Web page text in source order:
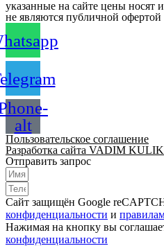
указанные на сайте цены носят
не являются публичной
alt
Пользовательское соглашение
Разработка сайта VADIM
Отправить запрос
Сайт защищён Google
конфиденциальности и
Нажимая на кнопку вы
конфиденциальности